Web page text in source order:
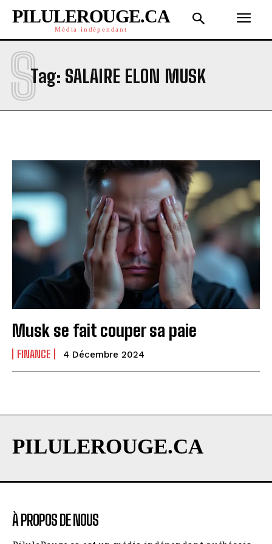
PILULEROUGE.CA
Média indépendant
Tag: SALAIRE ELON MUSK
S
Musk se fait couper sa paie
FINANCE 4 Décembre 2024
PILULEROUGE.CA
À PROPOS DE NOUS